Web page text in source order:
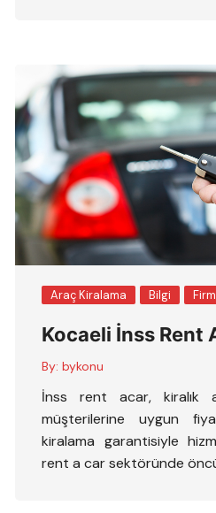
Araç Kiralama Bilgi
Kocaeli İnss Rent
By: bykonu
İnss rent acar, kiralık
müşterilerine uygun
kiralama garantisiyle
rent a car sektöründe